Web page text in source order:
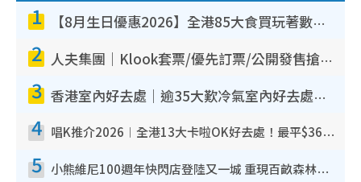
1 【8月生日優惠2026】全港85大食買玩著數攻略 自助餐/火鍋放題同行免費＋誠品/DONKI送現金券
2 人夫集團｜Klook套票/優先訂票/公開發售搶飛攻略！附票價.購票連結.場地座位表
3 香港室內好去處｜逾35大歎冷氣室內好去處推介 室內活動免費避雨無懼落雨
4 唱K推介2026︱全港13大卡啦OK好去處！最平$36起 日文K都有！(附地址+收費詳情)
5 小熊維尼100週年快閃店登陸又一城 重現百畝森林經典場景／獨家限定盲盒登場／專屬DIY香水